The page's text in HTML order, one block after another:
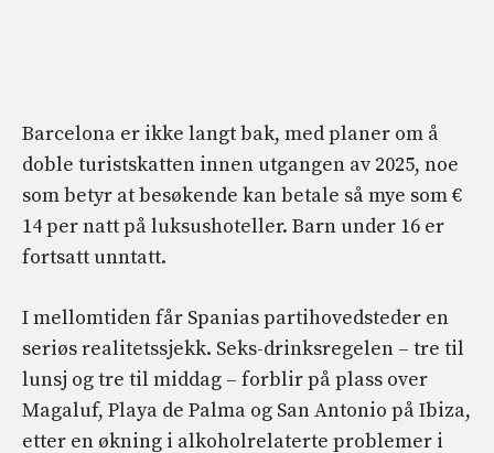
Barcelona er ikke langt bak, med planer om å
doble turistskatten innen utgangen av 2025, noe
som betyr at besøkende kan betale så mye som €
14 per natt på luksushoteller. Barn under 16 er
fortsatt unntatt.
I mellomtiden får Spanias partihovedsteder en
seriøs realitetssjekk. Seks-drinksregelen – tre til
lunsj og tre til middag – forblir på plass over
Magaluf, Playa de Palma og San Antonio på Ibiza,
etter en økning i alkoholrelaterte problemer i